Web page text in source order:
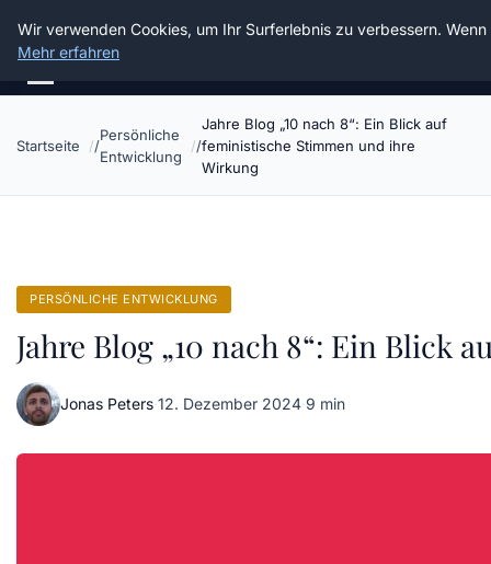
Die Schnitter
Startseite
Persönliche
Entwicklung
Jahre Blog „10 nach 8“: Ein Blick auf
feministische Stimmen und ihre
Wirkung
PERSÖNLICHE ENTWICKLUNG
Jahre Blog „10 nach 8“: Ein Blick
Jonas Peters·12. Dezember 2024·9 min
Wir verwenden Cookies, um Ihr Surferlebnis zu verbessern.
Mehr erfahren